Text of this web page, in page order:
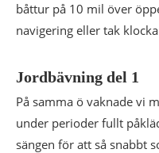
båttur på 10 mil över
navigering eller tak
Jordbävning del 1
På samma ö vaknade vi
under perioder fullt
sängen för att så snabbt